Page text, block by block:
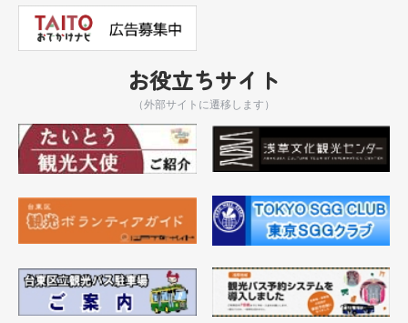
お役立ちサイト
（外部サイトに遷移します）